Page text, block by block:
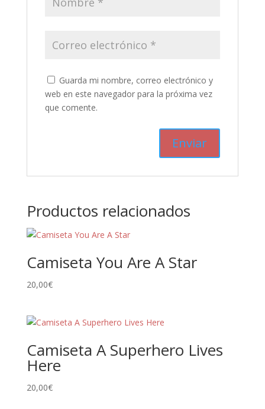
Guarda mi nombre, correo electrónico y
web en este navegador para la próxima vez
que comente.
Productos relacionados
Camiseta You Are A Star
20,00€
Camiseta A Superhero Lives
Here
20,00€